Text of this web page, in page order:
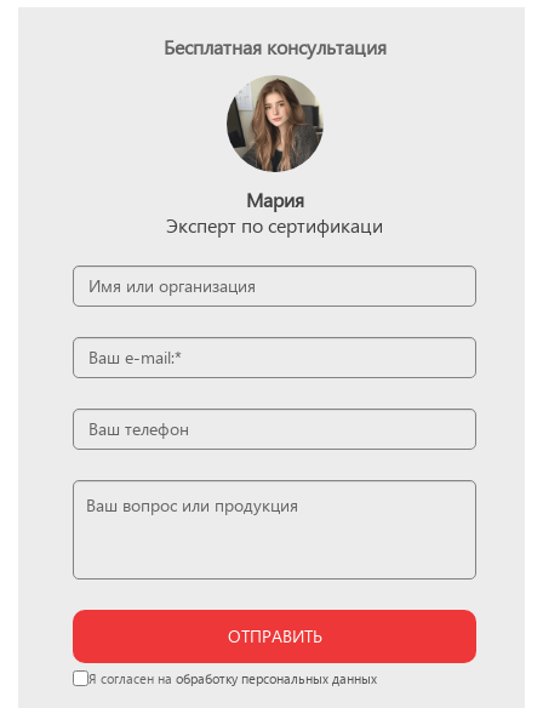
Бесплатная консультация
Мария
Эксперт по сертификаци
ОТПРАВИТЬ
Я согласен на обработку персональных данных